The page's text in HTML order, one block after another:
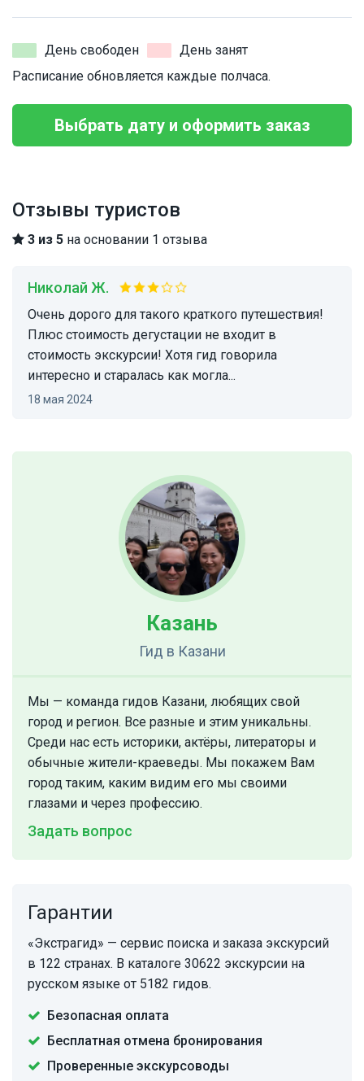
День свободен
День занят
Расписание обновляется каждые полчаса.
Выбрать дату и оформить заказ
Отзывы туристов
3 из 5 на основании 1 отзыва
Николай Ж.
Очень дорого для такого краткого путешествия!
Плюс стоимость дегустации не входит в
стоимость экскурсии! Хотя гид говорила
интересно и старалась как могла...
18 мая 2024
Казань
Гид в Казани
Мы — команда гидов Казани, любящих свой
город и регион. Все разные и этим уникальны.
Среди нас есть историки, актёры, литераторы и
обычные жители-краеведы. Мы покажем Вам
город таким, каким видим его мы своими
глазами и через профессию.
Задать вопрос
Гарантии
«Экстрагид» — сервис поиска и заказа экскурсий
в 122 странах. В каталоге 30622 экскурсии на
русском языке от 5182 гидов.
Безопасная оплата
Бесплатная отмена бронирования
Проверенные экскурсоводы